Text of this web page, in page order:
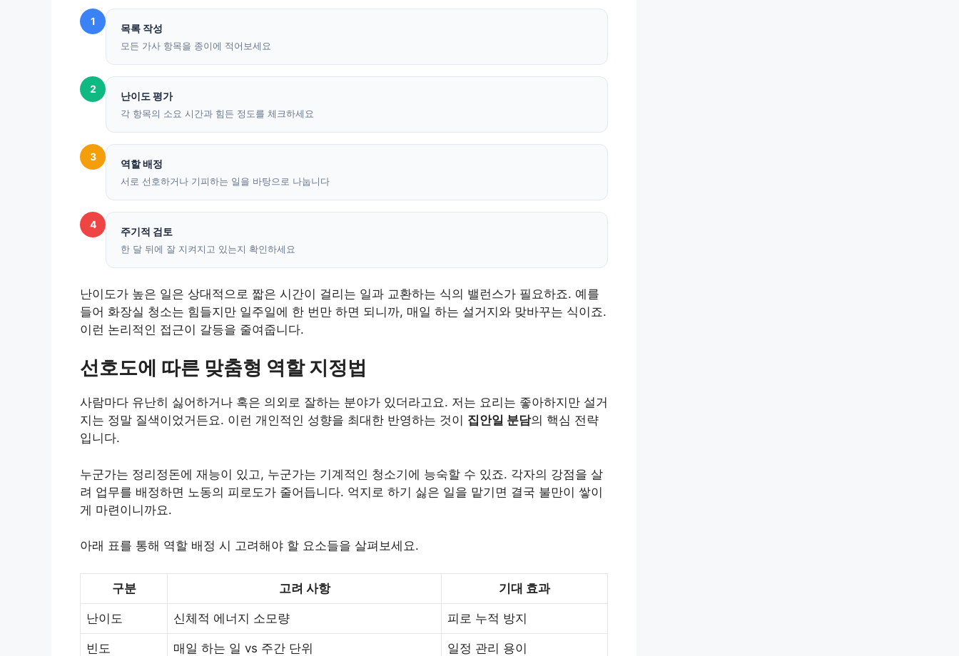
1
목록 작성
모든 가사 항목을 종이에 적어보세요
2
난이도 평가
각 항목의 소요 시간과 힘든 정도를 체크하세요
3
역할 배정
서로 선호하거나 기피하는 일을 바탕으로 나눕니다
4
주기적 검토
한 달 뒤에 잘 지켜지고 있는지 확인하세요
난이도가 높은 일은 상대적으로 짧은 시간이 걸리는 일과 교환하는 식의 밸런스가 필요하죠. 예를
들어 화장실 청소는 힘들지만 일주일에 한 번만 하면 되니까, 매일 하는 설거지와 맞바꾸는 식이죠.
이런 논리적인 접근이 갈등을 줄여줍니다.
선호도에 따른 맞춤형 역할 지정법
사람마다 유난히 싫어하거나 혹은 의외로 잘하는 분야가 있더라고요. 저는 요리는 좋아하지만 설거
지는 정말 질색이었거든요. 이런 개인적인 성향을 최대한 반영하는 것이 집안일 분담의 핵심 전략
입니다.
누군가는 정리정돈에 재능이 있고, 누군가는 기계적인 청소기에 능숙할 수 있죠. 각자의 강점을 살
려 업무를 배정하면 노동의 피로도가 줄어듭니다. 억지로 하기 싫은 일을 맡기면 결국 불만이 쌓이
게 마련이니까요.
아래 표를 통해 역할 배정 시 고려해야 할 요소들을 살펴보세요.
구분 고려 사항 기대 효과
난이도 신체적 에너지 소모량 피로 누적 방지
빈도 매일 하는 일 vs 주간 단위 일정 관리 용이